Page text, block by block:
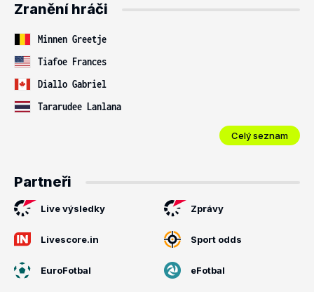
Zranění hráči
Minnen Greetje
Tiafoe Frances
Diallo Gabriel
Tararudee Lanlana
Celý seznam
Partneři
Live výsledky Zprávy
Livescore.in Sport odds
EuroFotbal eFotbal